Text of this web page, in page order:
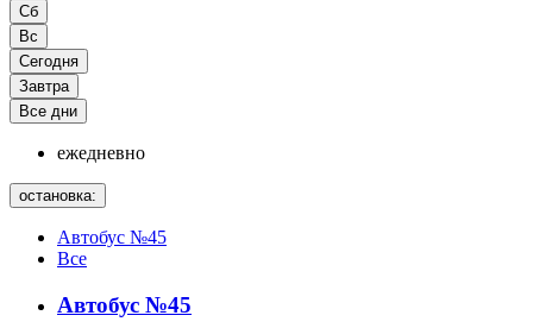
Сб
Вс
Сегодня
Завтра
Все дни
ежедневно
остановка:
Автобус №45
Все
Автобус №45